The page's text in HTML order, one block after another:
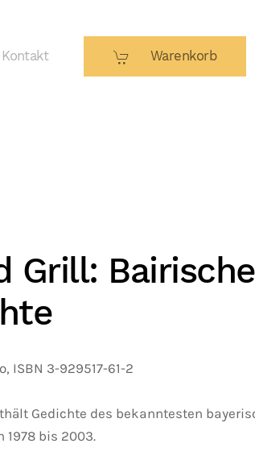
Kontakt Warenkorb
Grill: Bairische
ISBN 3-929517-61-2
Gedichte des bekanntesten
1978 bis 2003.